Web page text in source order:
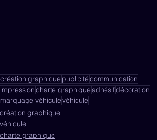
création graphique publicitécommunication
impressioncharte graphiqueadhésifdécoration
marquage véhiculevéhicule
création graphique
véhicule
charte graphique